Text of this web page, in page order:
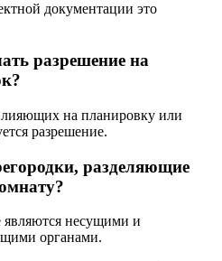
документации это
разрешение на
на планировку или
разрешение.
разделяющие
являются несущими и
органами.